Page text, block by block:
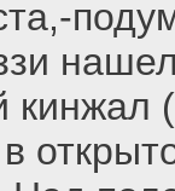
кинжал